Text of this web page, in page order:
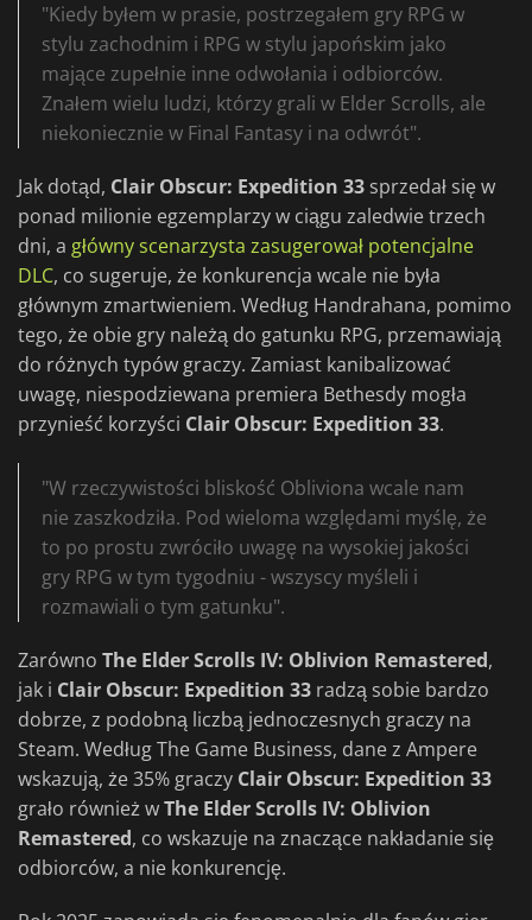
"Kiedy byłem w prasie, postrzegałem gry RPG w
stylu zachodnim i RPG w stylu japońskim jako
mające zupełnie inne odwołania i odbiorców.
Znałem wielu ludzi, którzy grali w Elder Scrolls, ale
niekoniecznie w Final Fantasy i na odwrót".
Jak dotąd, Clair Obscur: Expedition 33 sprzedał się w
ponad milionie egzemplarzy w ciągu zaledwie trzech
dni, a główny scenarzysta zasugerował potencjalne
DLC, co sugeruje, że konkurencja wcale nie była
głównym zmartwieniem. Według Handrahana, pomimo
tego, że obie gry należą do gatunku RPG, przemawiają
do różnych typów graczy. Zamiast kanibalizować
uwagę, niespodziewana premiera Bethesdy mogła
przynieść korzyści Clair Obscur: Expedition 33.
"W rzeczywistości bliskość Obliviona wcale nam
nie zaszkodziła. Pod wieloma względami myślę, że
to po prostu zwróciło uwagę na wysokiej jakości
gry RPG w tym tygodniu - wszyscy myśleli i
rozmawiali o tym gatunku".
Zarówno The Elder Scrolls IV: Oblivion Remastered,
jak i Clair Obscur: Expedition 33 radzą sobie bardzo
dobrze, z podobną liczbą jednoczesnych graczy na
Steam. Według The Game Business, dane z Ampere
wskazują, że 35% graczy Clair Obscur: Expedition 33
grało również wThe Elder Scrolls IV: Oblivion
Remastered, co wskazuje na znaczące nakładanie się
odbiorców, a nie konkurencję.